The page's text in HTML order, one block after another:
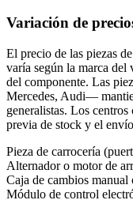
Variación de
El precio de las piezas
varía según la marca
del componente. Las
Mercedes, Audi—
generalistas. Los
previa de stock y el
Pieza de carrocería
Alternador o motor de
Caja de cambios manual
Módulo de control